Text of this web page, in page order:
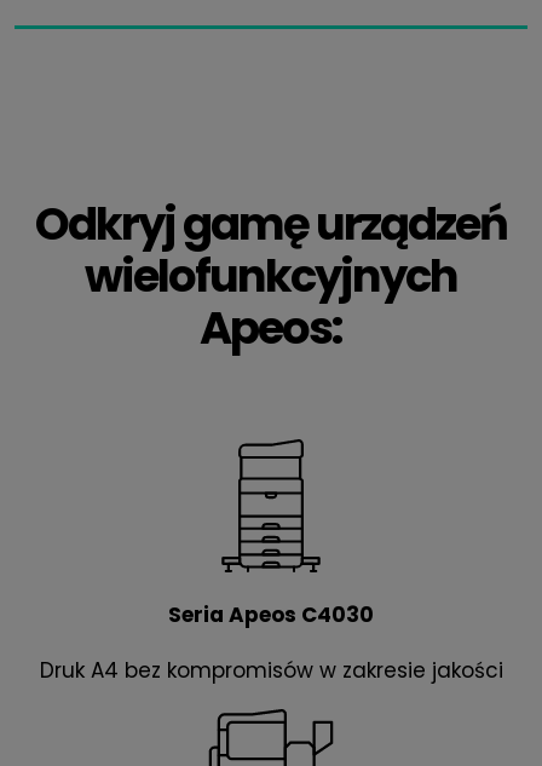
Odkryj gamę urządzeń
wielofunkcyjnych
Apeos:
Seria Apeos C4030
Druk A4 bez kompromisów w zakresie jakości